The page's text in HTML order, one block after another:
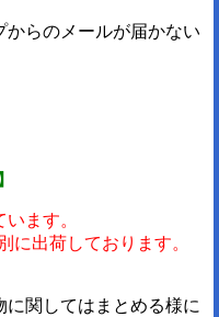
らのメールが届かない
ます。
に出荷しております。
関してはまとめる様に